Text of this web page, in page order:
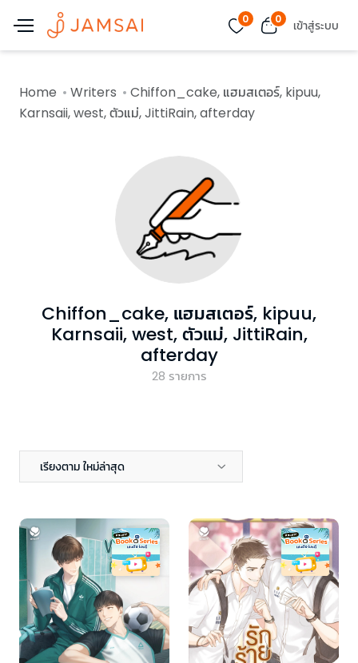
0 0 เข้าสู่ระบบ
Home Writers
Chiffon_cake, แฮมสเตอร์, kipuu,
Karnsaii, west, ตัวแม่, JittiRain, afterday
Chiffon_cake, แฮมสเตอร์, kipuu,
Karnsaii, west, ตัวแม่, JittiRain,
afterday
28 รายการ
เรียงตาม ใหม่ล่าสุด